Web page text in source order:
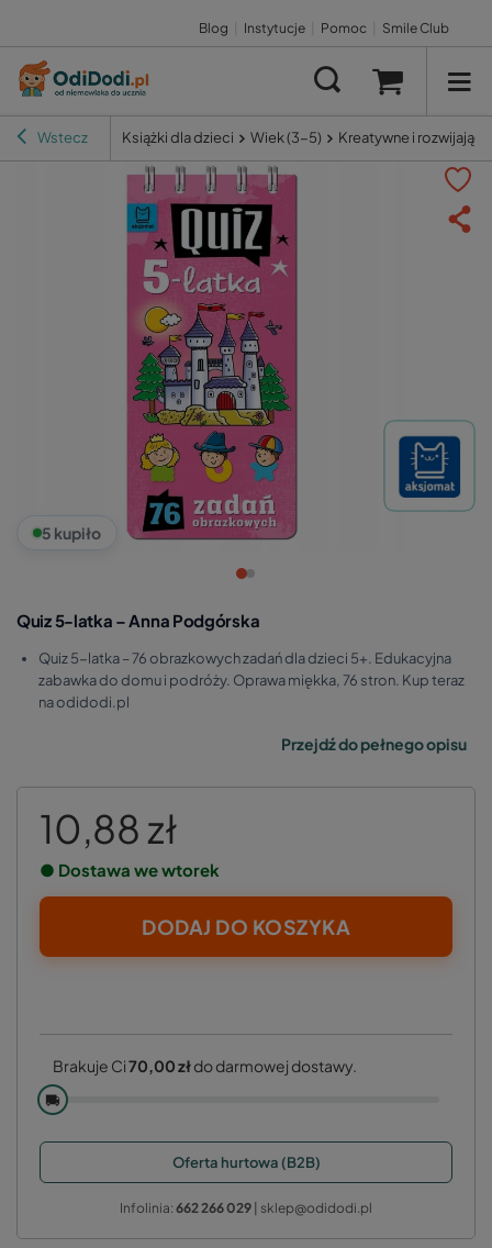
Blog Instytucje Pomoc Smile Club
Wstecz Książki dla dzieci Wiek (3-5) Kreatywne i rozwijające
5 kupiło
Quiz 5-latka – Anna Podgórska
Quiz 5-latka – 76 obrazkowych zadań dla dzieci 5+. Edukacyjna
zabawka do domu i podróży. Oprawa miękka, 76 stron. Kup teraz
na odidodi.pl
Przejdź do pełnego opisu
10,88 zł
● Dostawa we wtorek
DODAJ DO KOSZYKA
Brakuje Ci70,00 złdo darmowej dostawy.
🚚
Oferta hurtowa (B2B)
Infolinia: 662 266 029 | sklep@odidodi.pl